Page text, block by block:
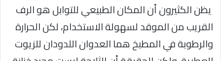
يظن الكثيرون أن المكان الطبيعي للتوابل هو الرف
القريب من الموقد لسهولة الاستخدام، لكن الحرارة
والرطوبة في المطبخ هما العدوان اللدودان للزيوت